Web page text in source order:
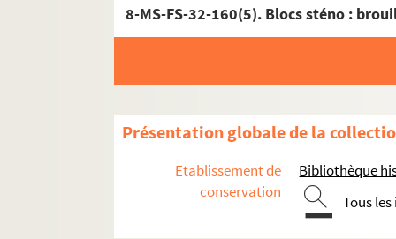
8-MS-FS-32-160(5). Blocs sténo :
Présentation globale de la
Etablissement de
conservation
Bibliothèque
Tous
Louise (1900)
Mémoires
Début des Mémoires
Jeunesse